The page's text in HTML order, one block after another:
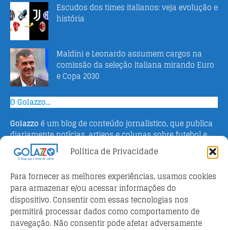
Política de Privacidade
Para fornecer as melhores experiências, usamos cookies
para armazenar e/ou acessar informações do
dispositivo. Consentir com essas tecnologias nos
permitirá processar dados como comportamento de
navegação. Não consentir pode afetar adversamente
Escudos dos times italianos: veja evolução e
história
Maldini e Leonardo assumem cargos na
comissão da seleção italiana mirando Euro
e Copa 2030
O Golazzo...
Golazzo é um blog de conteúdo jornalístico, que publica
diariamente notícias, artigos e colunas sobre futebol e
campeonato italiano. Fundado em 2016 pelo jornalista
Adriano Bertin, o site tem como objetivo informar o
o esporte na Itália.
Parceiros
Futebol ao vivo